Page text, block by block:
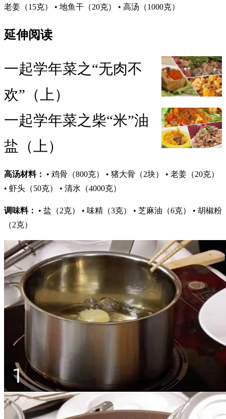
老姜（15克） • 地鱼干（20克） • 高汤（1000克）
延伸阅读
一起学年菜之“无肉不
欢”（上）
一起学年菜之柴“米”油
盐（上）
高汤材料：
• 鸡骨（800克） • 猪大骨（2块） • 老姜（20克）
• 虾头（50克） • 清水（4000克）
调味料：
• 盐（2克） • 味精（3克） • 芝麻油（6克） • 胡椒粉
（2克）